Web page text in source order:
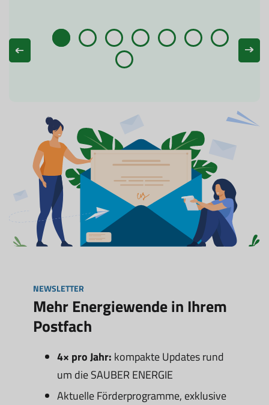
NEWSLETTER
Mehr Energiewende in Ihrem
Postfach
4× pro Jahr: kompakte Updates rund
um die SAUBER ENERGIE
Aktuelle Förderprogramme, exklusive